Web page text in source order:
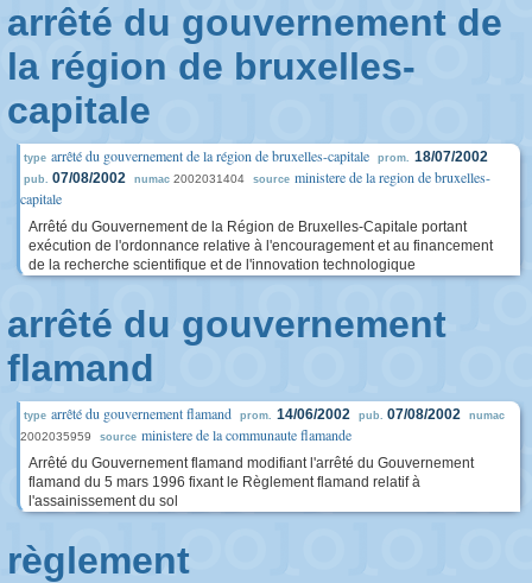
arrêté du gouvernement de
la région de bruxelles-
capitale
type arrêté du gouvernement de la région de bruxelles-capitale prom. 18/07/2002
pub. 07/08/2002 numac 2002031404 source ministere de la region de bruxelles-
capitale
Arrêté du Gouvernement de la Région de Bruxelles-Capitale portant
exécution de l'ordonnance relative à l'encouragement et au financement
de la recherche scientifique et de l'innovation technologique
arrêté du gouvernement
flamand
type arrêté du gouvernement flamand prom. 14/06/2002 pub. 07/08/2002 numac
2002035959 source ministere de la communaute flamande
Arrêté du Gouvernement flamand modifiant l'arrêté du Gouvernement
flamand du 5 mars 1996 fixant le Règlement flamand relatif à
l'assainissement du sol
règlement